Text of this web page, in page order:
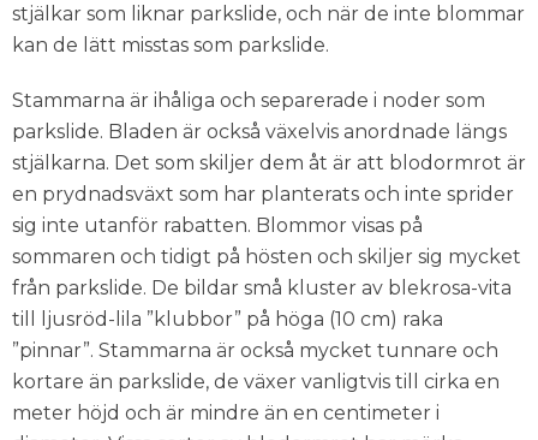
stjälkar som liknar parkslide, och när de inte blommar
kan de lätt misstas som parkslide.
Stammarna är ihåliga och separerade i noder som
parkslide. Bladen är också växelvis anordnade längs
stjälkarna. Det som skiljer dem åt är att blodormrot är
en prydnadsväxt som har planterats och inte sprider
sig inte utanför rabatten. Blommor visas på
sommaren och tidigt på hösten och skiljer sig mycket
från parkslide. De bildar små kluster av blekrosa-vita
till ljusröd-lila ”klubbor” på höga (10 cm) raka
”pinnar”. Stammarna är också mycket tunnare och
kortare än parkslide, de växer vanligtvis till cirka en
meter höjd och är mindre än en centimeter i